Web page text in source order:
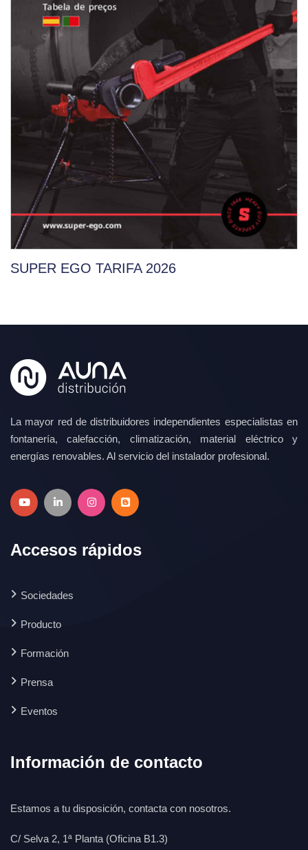
SUPER EGO TARIFA 2026
La mayor red de distribuidores independientes especialistas en
fontanería, calefacción, climatización, material eléctrico y
energías renovables. Al servicio del instalador profesional.
Accesos rápidos
Sociedades
Producto
Formación
Prensa
Eventos
Información de contacto
Estamos a tu disposición, contacta con nosotros.
C/ Selva 2, 1ª Planta (Oficina B1.3)